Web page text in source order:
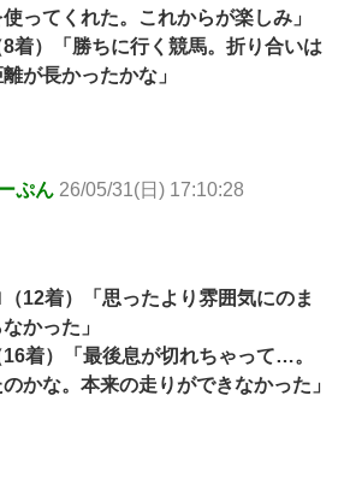
ってくれた。これからが楽しみ」
着）「勝ちに行く競馬。折り合いは
が長かったかな」
ぷん 26/05/31(日) 17:10:28
12着）「思ったより雰囲気にのま
かった」
着）「最後息が切れちゃって…。
かな。本来の走りができなかった」